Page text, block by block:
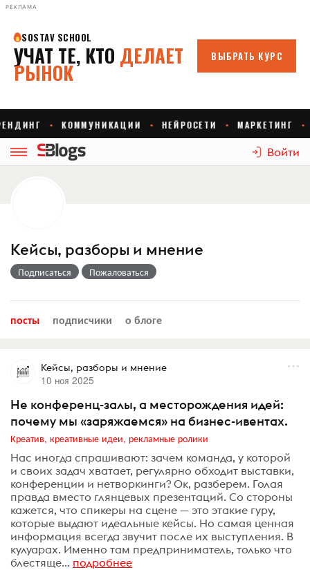
РЕКЛАМА
Войти
Кейсы, разборы и мнение
Подписаться Пожаловаться
посты подписчики о блоге
Кейсы, разборы и мнение
10 ноя 2025
Не конференц-залы, а месторождения идей:
почему мы «заряжаемся» на бизнес-ивентах.
Креатив, креативные идеи, рекламные ролики
Нас иногда спрашивают: зачем команда, у которой
и своих задач хватает, регулярно обходит выставки,
конференции и нетворкинги? Ок, разберем. Голая
правда вместо глянцевых презентаций. Со стороны
кажется, что спикеры на сцене — это этакие гуру,
которые выдают идеальные кейсы. Но самая ценная
информация всегда звучит после их выступления. В
кулуарах. Именно там предприниматель, только что
блестяще... подробнее